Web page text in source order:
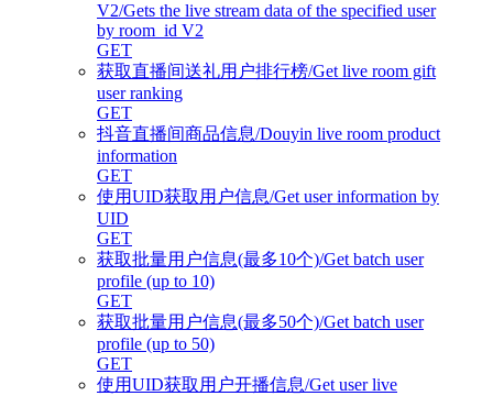
V2/Gets the live stream data of the specified user
by room_id V2
GET
获取直播间送礼用户排行榜/Get live room gift
user ranking
GET
抖音直播间商品信息/Douyin live room product
information
GET
使用UID获取用户信息/Get user information by
UID
GET
获取批量用户信息(最多10个)/Get batch user
profile (up to 10)
GET
获取批量用户信息(最多50个)/Get batch user
profile (up to 50)
GET
使用UID获取用户开播信息/Get user live